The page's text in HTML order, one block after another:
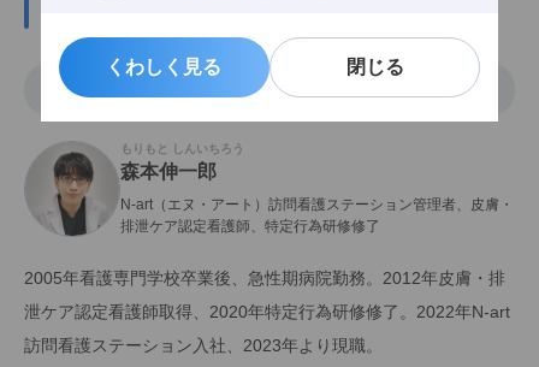
くわしく見る 閉じる
くわしく見る 閉じる
執筆
もりもと しんいちろう
森本伸一郎
N-art（エヌ・アート）訪問看護ステーション管理者、皮膚・
排泄ケア認定看護師、特定行為研修修了
2005年看護専門学校卒業後、急性期病院勤務。2012年皮膚・排
泄ケア認定看護師取得、2020年特定行為研修修了。2022年N-art
訪問看護ステーション入社、2023年より現職。